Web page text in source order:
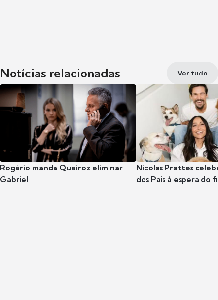
Notícias relacionadas Ver tudo
Rogério manda Queiroz eliminar
Gabriel
Nicolas Prattes
dos Pais à espera do